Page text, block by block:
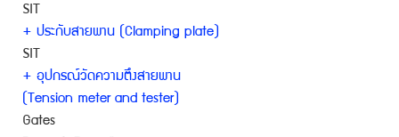
SIT
+ ประกับสายพาน (Clamping plate)
SIT
+ อุปกรณ์วัดความตึงสายพาน
(Tension meter and tester)
Gates